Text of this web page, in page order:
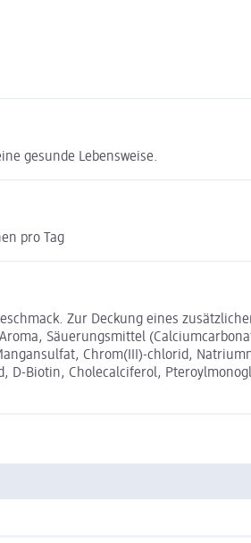
gesunde Lebensweise.
pro Tag
Zur Deckung eines
Säuerungsmittel
Chrom(III)-chlorid,
D-Biotin, Cholecalciferol,